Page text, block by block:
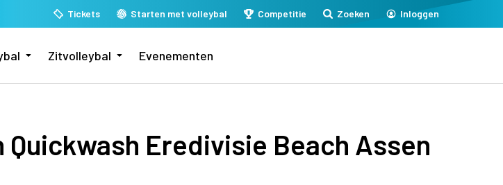
Tickets Starten met volleybal Competitie Zoeken Inloggen
Zitvolleybal Evenementen
Eredivisie Beach Assen